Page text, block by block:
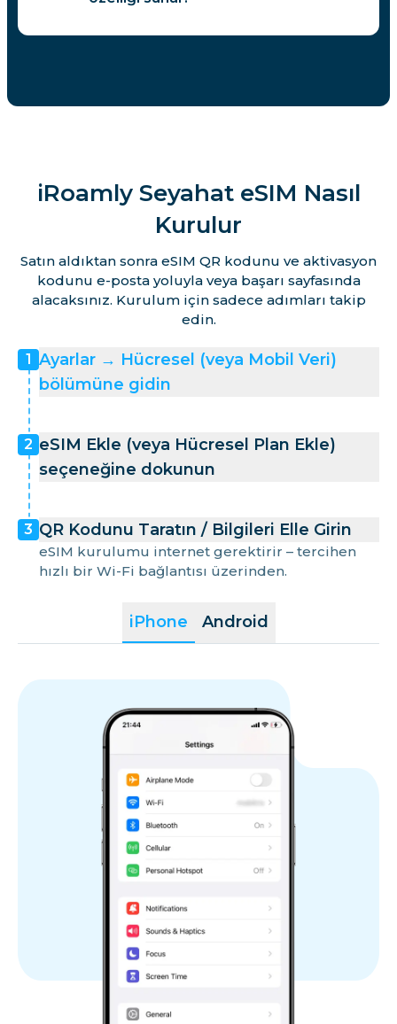
iRoamly Seyahat eSIM Nasıl
Kurulur
Satın aldıktan sonra eSIM QR kodunu ve aktivasyon
kodunu e-posta yoluyla veya başarı sayfasında
alacaksınız. Kurulum için sadece adımları takip
edin.
iPhone Android
1
Ayarlar → Hücresel (veya Mobil Veri)
bölümüne gidin
2 eSIM Ekle (veya Hücresel Plan Ekle)
seçeneğine dokunun
3 QR Kodunu Taratın / Bilgileri Elle Girin
eSIM kurulumu internet gerektirir – tercihen
hızlı bir Wi-Fi bağlantısı üzerinden.